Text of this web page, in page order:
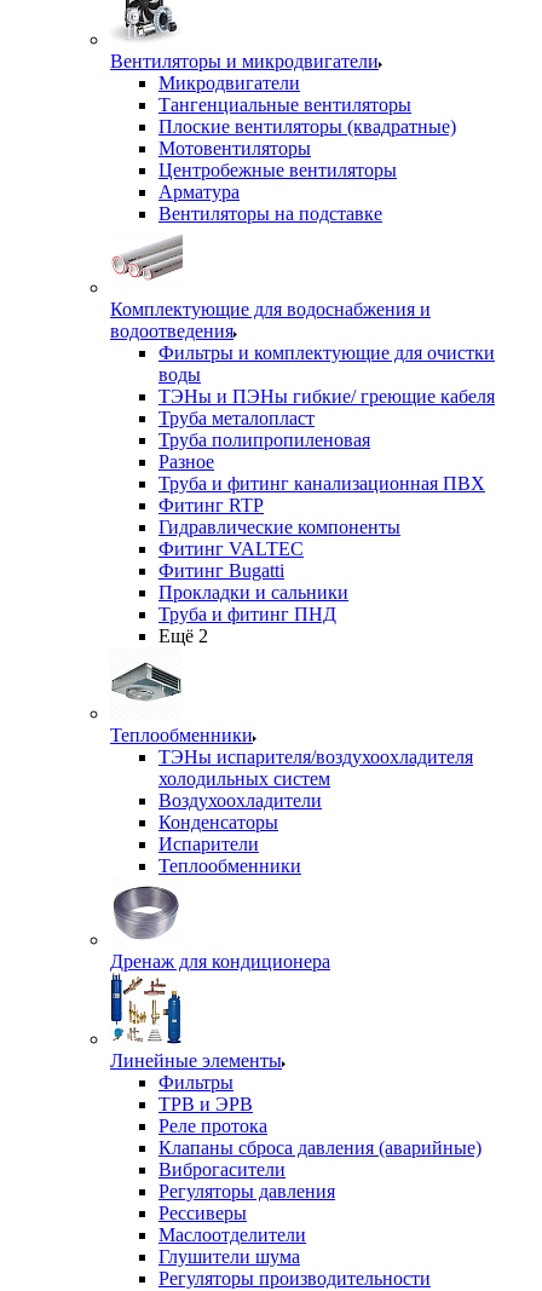
Вентиляторы и микродвигатели
Микродвигатели
Тангенциальные вентиляторы
Плоские вентиляторы (квадратные)
Мотовентиляторы
Центробежные вентиляторы
Арматура
Вентиляторы на подставке
Комплектующие для водоснабжения и
водоотведения
Фильтры и комплектующие для очистки
воды
ТЭНы и ПЭНы гибкие/ греющие кабеля
Труба металопласт
Труба полипропиленовая
Разное
Труба и фитинг канализационная ПВХ
Фитинг RTP
Гидравлические компоненты
Фитинг VALTEC
Фитинг Bugatti
Прокладки и сальники
Труба и фитинг ПНД
Ещё 2
Теплообменники
ТЭНы испарителя/воздухоохладителя
холодильных систем
Воздухоохладители
Конденсаторы
Испарители
Теплообменники
Дренаж для кондиционера
Линейные элементы
Фильтры
ТРВ и ЭРВ
Реле протока
Клапаны сброса давления (аварийные)
Виброгасители
Регуляторы давления
Рессиверы
Маслоотделители
Глушители шума
Регуляторы производительности